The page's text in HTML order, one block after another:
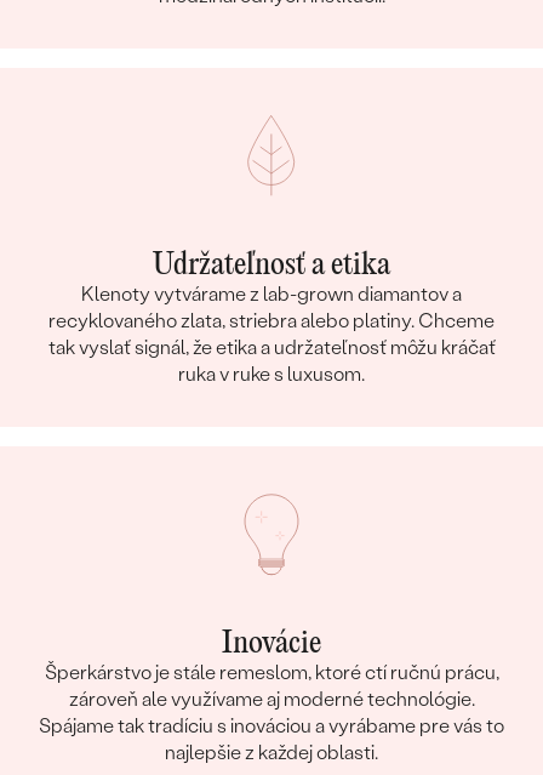
Udržateľnosť a etika
Klenoty vytvárame z lab-grown diamantov a
recyklovaného zlata, striebra alebo platiny. Chceme
tak vyslať signál, že etika a udržateľnosť môžu kráčať
ruka v ruke s luxusom.
Inovácie
Šperkárstvo je stále remeslom, ktoré ctí ručnú prácu,
zároveň ale využívame aj moderné technológie.
Spájame tak tradíciu s inováciou a vyrábame pre vás to
najlepšie z každej oblasti.